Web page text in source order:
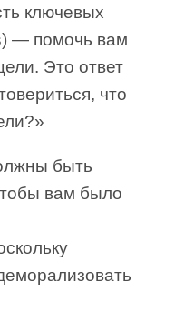
ключевых
— помочь вам
Это ответ
что
быть
вам было